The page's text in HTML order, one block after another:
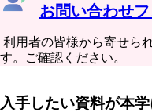
お問い合わせ
利用者の皆様から寄せら
す。ご確認ください。
入手したい資料が本